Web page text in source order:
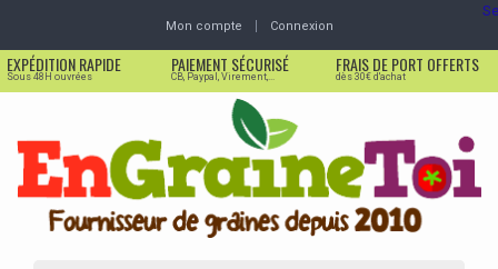
Mon compte Connexion
EXPÉDITION RAPIDE
Sous 48H ouvrées
PAIEMENT SÉCURISÉ
CB, Paypal, Virement,...
FRAIS DE PORT OFFERTS
dès 30€ d'achat